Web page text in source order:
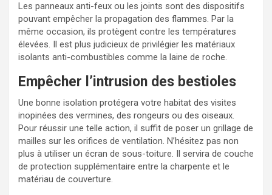
Les panneaux anti-feux ou les joints sont des dispositifs
pouvant empêcher la propagation des flammes. Par la
même occasion, ils protègent contre les températures
élevées. Il est plus judicieux de privilégier les matériaux
isolants anti-combustibles comme la laine de roche.
Empêcher l’intrusion des bestioles
Une bonne isolation protégera votre habitat des visites
inopinées des vermines, des rongeurs ou des oiseaux.
Pour réussir une telle action, il suffit de poser un grillage de
mailles sur les orifices de ventilation. N’hésitez pas non
plus à utiliser un écran de sous-toiture. Il servira de couche
de protection supplémentaire entre la charpente et le
matériau de couverture.